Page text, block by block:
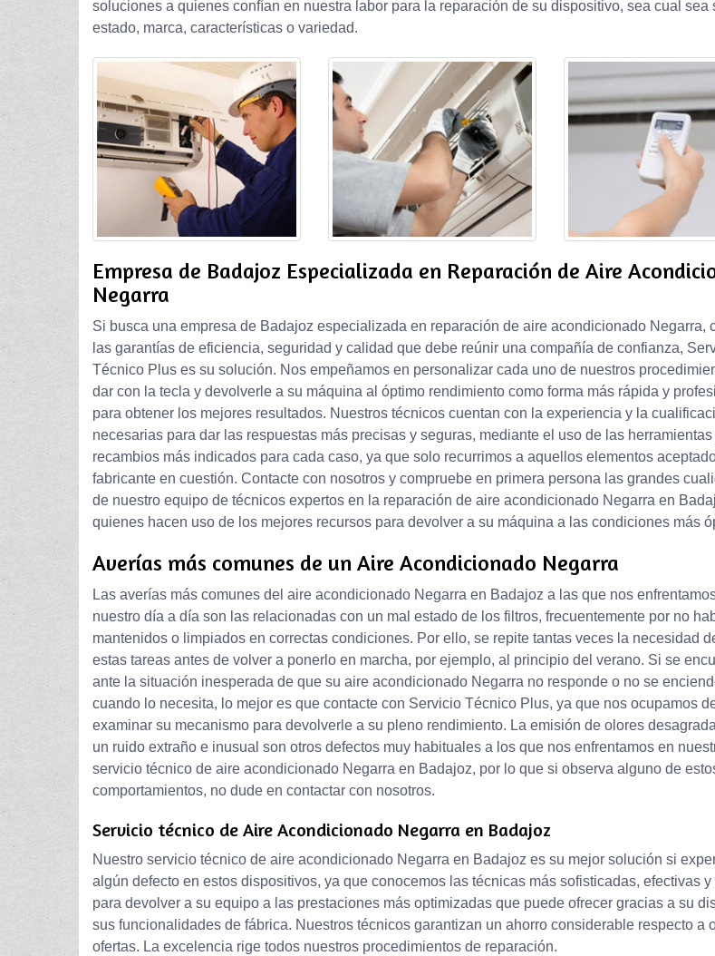
soluciones a quienes confían en nuestra labor para la reparación de su dispositivo, sea cual sea
estado, marca, características o variedad.
Empresa de Badajoz Especializada en Reparación de Aire
Negarra
Si busca una empresa de Badajoz especializada en reparación de aire acondicionado Negarra,
las garantías de eficiencia, seguridad y calidad que debe reúnir una compañía de confianza,
Técnico Plus es su solución. Nos empeñamos en personalizar cada uno de nuestros
dar con la tecla y devolverle a su máquina al óptimo rendimiento como forma más rápida y
para obtener los mejores resultados. Nuestros técnicos cuentan con la experiencia y la
necesarias para dar las respuestas más precisas y seguras, mediante el uso de las
recambios más indicados para cada caso, ya que solo recurrimos a aquellos elementos
fabricante en cuestión. Contacte con nosotros y compruebe en primera persona las grandes
de nuestro equipo de técnicos expertos en la reparación de aire acondicionado Negarra en
quienes hacen uso de los mejores recursos para devolver a su máquina a las condiciones más
Averías más comunes de un Aire Acondicionado Negarra
Las averías más comunes del aire acondicionado Negarra en Badajoz a las que nos
nuestro día a día son las relacionadas con un mal estado de los filtros, frecuentemente por no
mantenidos o limpiados en correctas condiciones. Por ello, se repite tantas veces la necesidad
estas tareas antes de volver a ponerlo en marcha, por ejemplo, al principio del verano. Si se
ante la situación inesperada de que su aire acondicionado Negarra no responde o no se
cuando lo necesita, lo mejor es que contacte con Servicio Técnico Plus, ya que nos ocupamos
examinar su mecanismo para devolverle a su pleno rendimiento. La emisión de olores
un ruido extraño e inusual son otros defectos muy habituales a los que nos enfrentamos en
servicio técnico de aire acondicionado Negarra en Badajoz, por lo que si observa alguno de
comportamientos, no dude en contactar con nosotros.
Servicio técnico de Aire Acondicionado Negarra en Badajoz
Nuestro servicio técnico de aire acondicionado Negarra en Badajoz es su mejor solución si
algún defecto en estos dispositivos, ya que conocemos las técnicas más sofisticadas, efectivas y
para devolver a su equipo a las prestaciones más optimizadas que puede ofrecer gracias a su
sus funcionalidades de fábrica. Nuestros técnicos garantizan un ahorro considerable respecto a
ofertas. La excelencia rige todos nuestros procedimientos de reparación.